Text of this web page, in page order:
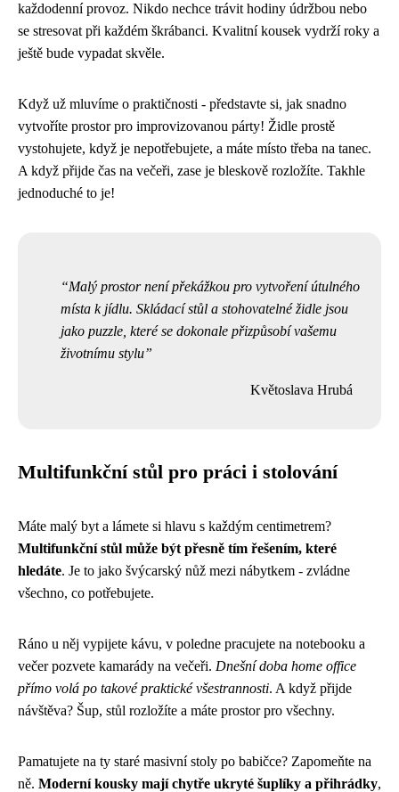
každodenní provoz. Nikdo nechce trávit hodiny údržbou nebo
se stresovat při každém škrábanci. Kvalitní kousek vydrží roky a
ještě bude vypadat skvěle.
Když už mluvíme o praktičnosti - představte si, jak snadno
vytvoříte prostor pro improvizovanou párty! Židle prostě
vystohujete, když je nepotřebujete, a máte místo třeba na tanec.
A když přijde čas na večeři, zase je bleskově rozložíte. Takhle
jednoduché to je!
Malý prostor není překážkou pro vytvoření útulného
místa k jídlu. Skládací stůl a stohovatelné židle jsou
jako puzzle, které se dokonale přizpůsobí vašemu
životnímu stylu
Květoslava Hrubá
Multifunkční stůl pro práci i stolování
Máte malý byt a lámete si hlavu s každým centimetrem?
Multifunkční stůl může být přesně tím řešením, které
hledáte. Je to jako švýcarský nůž mezi nábytkem - zvládne
všechno, co potřebujete.
Ráno u něj vypijete kávu, v poledne pracujete na notebooku a
večer pozvete kamarády na večeři. Dnešní doba home office
přímo volá po takové praktické všestrannosti. A když přijde
návštěva? Šup, stůl rozložíte a máte prostor pro všechny.
Pamatujete na ty staré masivní stoly po babičce? Zapomeňte na
ně. Moderní kousky mají chytře ukryté šuplíky a přihrádky,